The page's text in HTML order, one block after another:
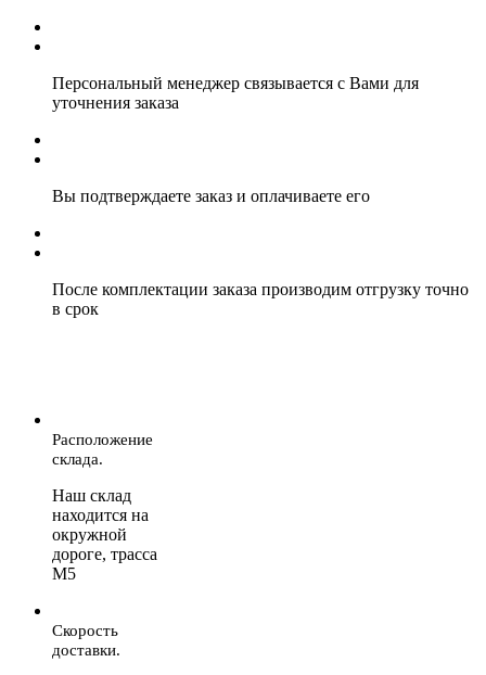
Персональный менеджер связывается с Вами для
уточнения заказа
Вы подтверждаете заказ и оплачиваете его
После комплектации заказа производим отгрузку точно
в срок
Расположение
склада.
Наш склад
находится на
окружной
дороге, трасса
М5
Скорость
доставки.